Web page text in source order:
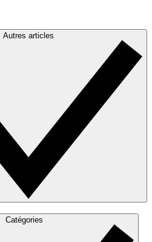
Autres articles
Catégories